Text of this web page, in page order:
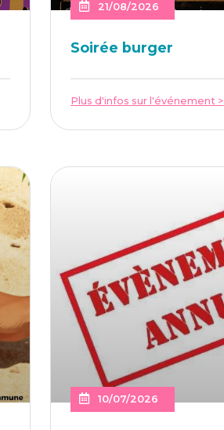
21/08/2026
Soi­rée burger
Plus d'infos sur l'événement >
10/07/2026